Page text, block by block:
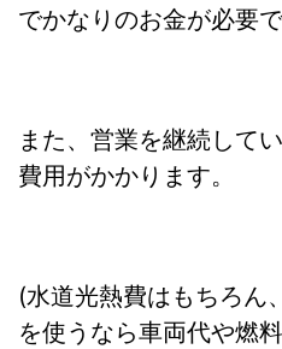
でかなりのお金が必要
また、営業を継続して
費用がかかります。
(水道光熱費はもちろん
を使うなら車両代や燃